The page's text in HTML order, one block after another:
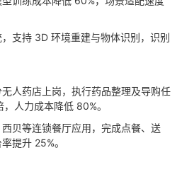
支持 3D 环境重建与物体识别，识别
人药店上岗，执行药品整理及导购任
人力成本降低 80%。
贝等连锁餐厅应用，完成点餐、送
提升 25%。